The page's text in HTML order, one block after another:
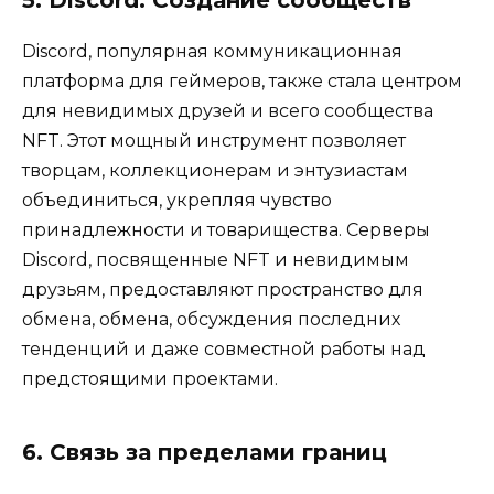
Discord, популярная коммуникационная
платформа для геймеров, также стала центром
для невидимых друзей и всего сообщества
NFT. Этот мощный инструмент позволяет
творцам, коллекционерам и энтузиастам
объединиться, укрепляя чувство
принадлежности и товарищества. Серверы
Discord, посвященные NFT и невидимым
друзьям, предоставляют пространство для
обмена, обмена, обсуждения последних
тенденций и даже совместной работы над
предстоящими проектами.
6. Связь за пределами границ